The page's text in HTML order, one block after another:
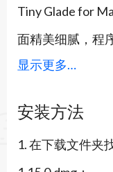
Tiny Glade for
面精美细腻，程
调整砖块、木板
游戏玩法
1. 自由涂鸦建造
显示更多…
安装方法
1. 在下载文件夹